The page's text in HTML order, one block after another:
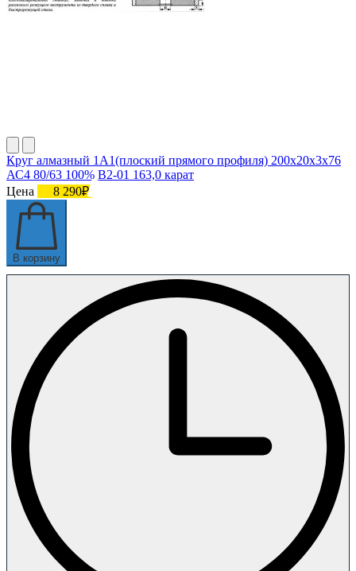
Круг алмазный 1А1(плоский прямого профиля) 200х20х3х76
АС4 80/63 100% В2-01 163,0 карат
Цена
8 290₽
В корзину